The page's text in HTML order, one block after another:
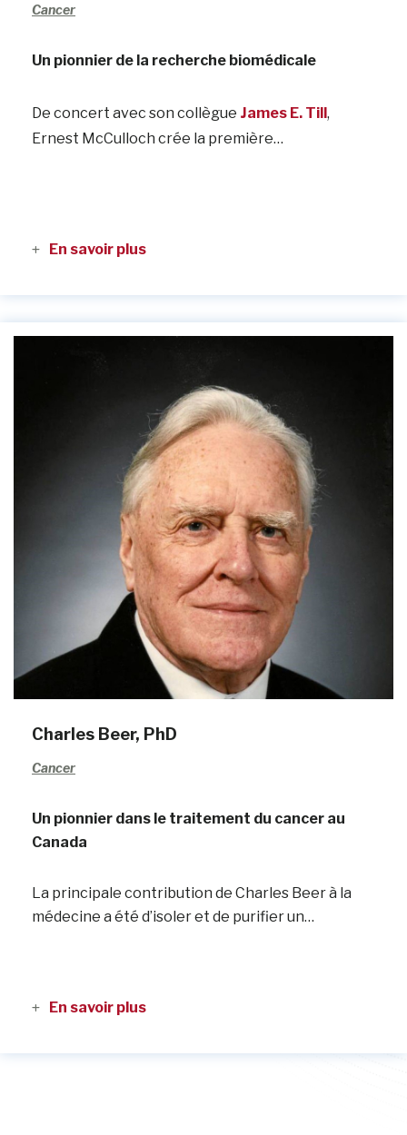
Cancer
Un pionnier de la recherche biomédicale
De concert avec son collègue James E. Till,
Ernest McCulloch crée la première…
En savoir plus
Charles Beer, PhD
Cancer
Un pionnier dans le traitement du cancer au
Canada
La principale contribution de Charles Beer à la
médecine a été d’isoler et de purifier un…
En savoir plus